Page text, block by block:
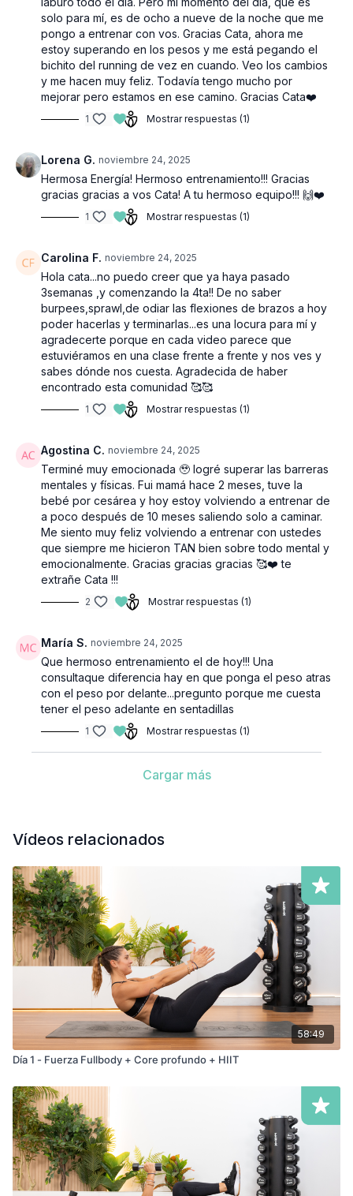
solo para mí, es de ocho a nueve de la noche que me
pongo a entrenar con vos. Gracias Cata, ahora me
estoy superando en los pesos y me está pegando el
bichito del running de vez en cuando. Veo los cambios
y me hacen muy feliz. Todavía tengo mucho por
mejorar pero estamos en ese camino. Gracias Cata❤️
1 Mostrar respuestas (1)
Lorena G. noviembre 24, 2025
Hermosa Energía! Hermoso entrenamiento!!! Gracias
gracias gracias a vos Cata! A tu hermoso equipo!!! 🙌❤️
1 Mostrar respuestas (1)
Carolina F. noviembre 24, 2025
Hola cata...no puedo creer que ya haya pasado
3semanas ,y comenzando la 4ta!! De no saber
burpees,sprawl,de odiar las flexiones de brazos a hoy
poder hacerlas y terminarlas...es una locura para mí y
agradecerte porque en cada video parece que
estuviéramos en una clase frente a frente y nos ves y
sabes dónde nos cuesta. Agradecida de haber
encontrado esta comunidad 🥰🥰
1 Mostrar respuestas (1)
Agostina C. noviembre 24, 2025
Terminé muy emocionada 🥹 logré superar las barreras
mentales y físicas. Fui mamá hace 2 meses, tuve la
bebé por cesárea y hoy estoy volviendo a entrenar de
a poco después de 10 meses saliendo solo a caminar.
Me siento muy feliz volviendo a entrenar con ustedes
que siempre me hicieron TAN bien sobre todo mental y
emocionalmente. Gracias gracias gracias 🥰❤️ te
extrañe Cata !!!
2 Mostrar respuestas (1)
María S. noviembre 24, 2025
Que hermoso entrenamiento el de hoy!!! Una
consultaque diferencia hay en que ponga el peso atras
con el peso por delante...pregunto porque me cuesta
tener el peso adelante en sentadillas
1 Mostrar respuestas (1)
Cargar más
Vídeos relacionados
58:49
Día 1 - Fuerza Fullbody + Core profundo + HIIT